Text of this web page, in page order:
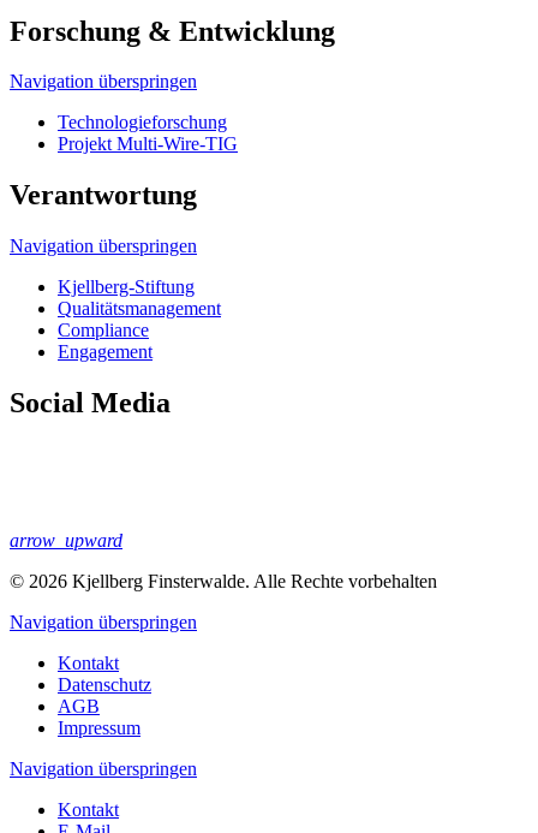
Forschung & Entwicklung
Navigation überspringen
Technologieforschung
Projekt Multi-Wire-TIG
Verantwortung
Navigation überspringen
Kjellberg-Stiftung
Qualitäts­management
Compliance
Engagement
Social Media
arrow_upward
© 2026 Kjellberg Finsterwalde. Alle Rechte vorbehalten
Navigation überspringen
Kontakt
Datenschutz
AGB
Impressum
Navigation überspringen
Kontakt